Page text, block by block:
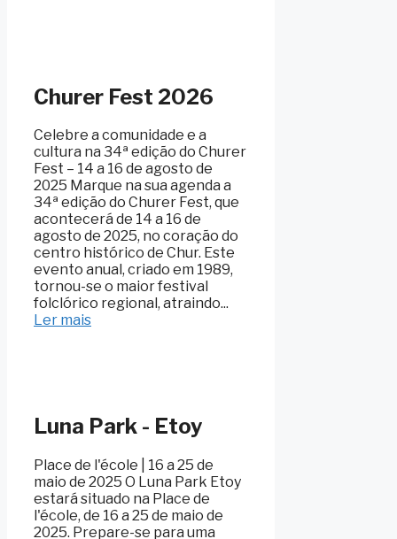
Churer Fest 2026
Celebre a comunidade e a
cultura na 34ª edição do Churer
Fest – 14 a 16 de agosto de
2025 Marque na sua agenda a
34ª edição do Churer Fest, que
acontecerá de 14 a 16 de
agosto de 2025, no coração do
centro histórico de Chur. Este
evento anual, criado em 1989,
tornou-se o maior festival
folclórico regional, atraindo...
Ler mais
Luna Park - Etoy
Place de l'école | 16 a 25 de
maio de 2025 O Luna Park Etoy
estará situado na Place de
l'école, de 16 a 25 de maio de
2025. Prepare-se para uma